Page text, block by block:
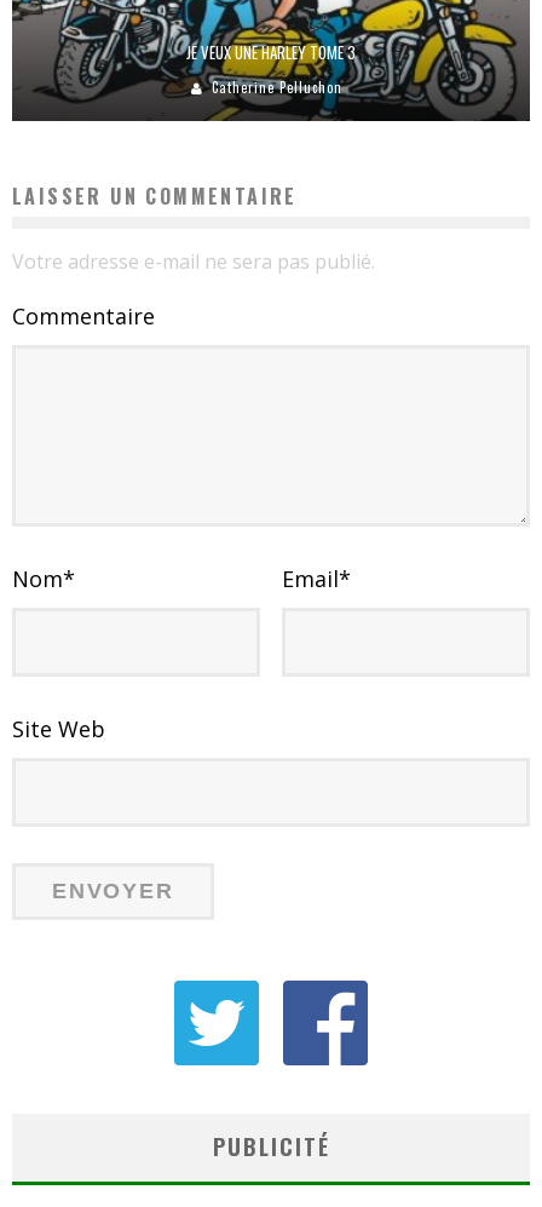
JE VEUX UNE HARLEY TOME 3
Catherine Pelluchon
LAISSER UN COMMENTAIRE
Votre adresse e-mail ne sera pas publié.
Commentaire
Nom* Email*
Site Web
PUBLICITÉ